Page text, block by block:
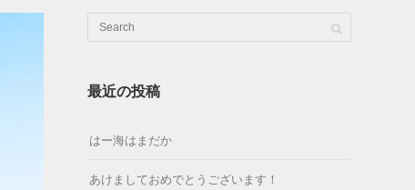
最近の投稿
はー海はまだか
あけましておめでとうございます！